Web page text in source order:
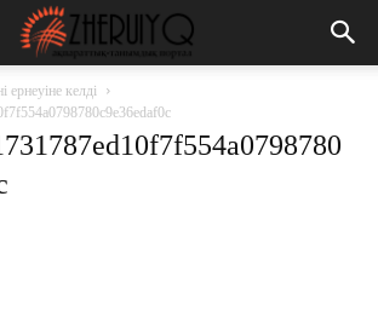
ернеуіне келді